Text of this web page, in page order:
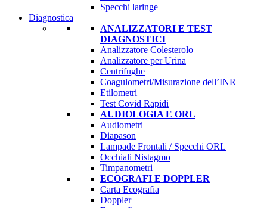
Specchi laringe
Diagnostica
ANALIZZATORI E TEST
DIAGNOSTICI
Analizzatore Colesterolo
Analizzatore per Urina
Centrifughe
Coagulometri/Misurazione dell’INR
Etilometri
Test Covid Rapidi
AUDIOLOGIA E ORL
Audiometri
Diapason
Lampade Frontali / Specchi ORL
Occhiali Nistagmo
Timpanometri
ECOGRAFI E DOPPLER
Carta Ecografia
Doppler